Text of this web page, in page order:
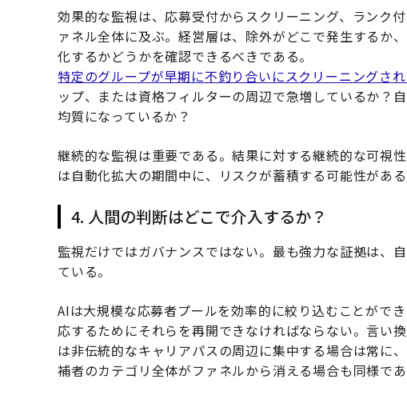
効果的な監視は、応募受付からスクリーニング、ランク
ァネル全体に及ぶ。経営層は、除外がどこで発生するか
化するかどうかを確認できるべきである。
特定のグループが早期に不釣り合いにスクリーニングさ
ップ、または資格フィルターの周辺で急増しているか？
均質になっているか？
継続的な監視は重要である。結果に対する継続的な可視
は自動化拡大の期間中に、リスクが蓄積する可能性がある
4. 人間の判断はどこで介入するか？
監視だけではガバナンスではない。最も強力な証拠は、
ている。
AIは大規模な応募者プールを効率的に絞り込むことがで
応するためにそれらを再開できなければならない。言い
は非伝統的なキャリアパスの周辺に集中する場合は常に
補者のカテゴリ全体がファネルから消える場合も同様であ